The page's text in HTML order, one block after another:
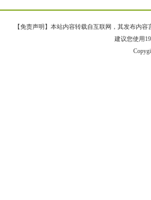
【免责声明】本站内容转载自互联网，其发布内
建议您使用